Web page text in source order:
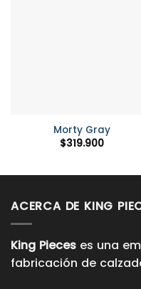
Morty Gray
$319.900
ACERCA DE KING
King Pieces es una
fabricación de